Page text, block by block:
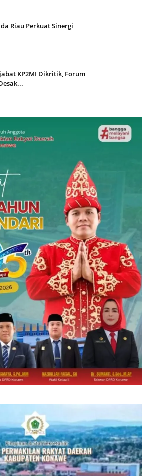
Riau Perkuat Sinergi
KP2MI Dikritik, Forum